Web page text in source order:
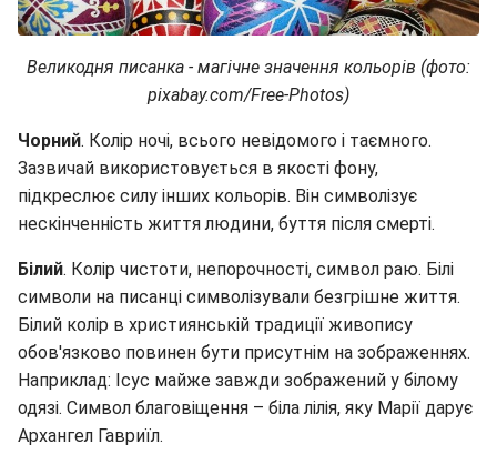
Великодня писанка - магічне значення кольорів (фото:
pixabay.com/Free-Photos)
Чорний. Колір ночі, всього невідомого і таємного.
Зазвичай використовується в якості фону,
підкреслює силу інших кольорів. Він символізує
нескінченність життя людини, буття після смерті.
Білий. Колір чистоти, непорочності, символ раю. Білі
символи на писанці символізували безгрішне життя.
Білий колір в християнській традиції живопису
обов'язково повинен бути присутнім на зображеннях.
Наприклад: Ісус майже завжди зображений у білому
одязі. Символ благовіщення – біла лілія, яку Марії дарує
Архангел Гавриїл.